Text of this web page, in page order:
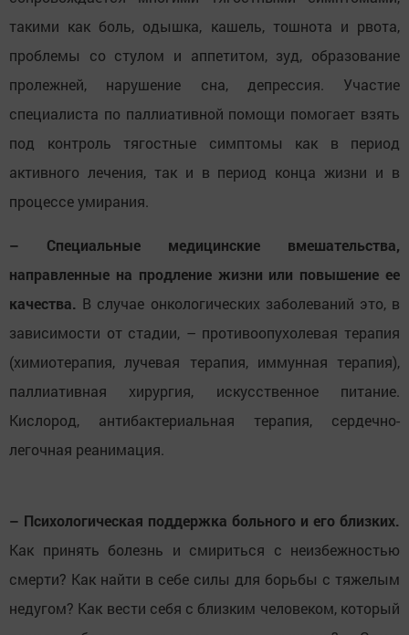
такими как боль, одышка, кашель, тошнота и рвота,
проблемы со стулом и аппетитом, зуд, образование
пролежней, нарушение сна, депрессия. Участие
специалиста по паллиативной помощи помогает взять
под контроль тягостные симптомы как в период
активного лечения, так и в период конца жизни и в
процессе умирания.
– Специальные медицинские вмешательства,
направленные на продление жизни или повышение ее
качества. В случае онкологических заболеваний это, в
зависимости от стадии, – противоопухолевая терапия
(химиотерапия, лучевая терапия, иммунная терапия),
паллиативная хирургия, искусственное питание.
Кислород, антибактериальная терапия, сердечно-
легочная реанимация.
– Психологическая поддержка больного и его близких.
Как принять болезнь и смириться с неизбежностью
смерти? Как найти в себе силы для борьбы с тяжелым
недугом? Как вести себя с близким человеком, который